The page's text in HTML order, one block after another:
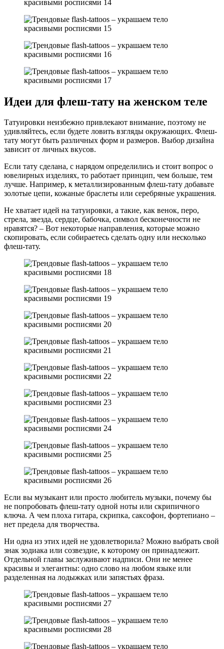
Идеи для флеш-тату на женском теле
Татуировки неизбежно привлекают внимание, поэтому не
удивляйтесь, если будете ловить взгляды окружающих. Флеш-
тату могут быть различных форм и размеров. Выбор дизайна
зависит от личных вкусов.
Если тату сделана, с нарядом определились и стоит вопрос о
ювелирных изделиях, то работает принцип, чем больше, тем
лучше. Например, к металлизированным флеш-тату добавьте
золотые цепи, кожаные браслеты или серебряные украшения.
Не хватает идей на татуировки, а такие, как венок, перо,
стрела, звезда, сердце, бабочка, символ бесконечности не
нравятся? – Вот некоторые направления, которые можно
скопировать, если собираетесь сделать одну или несколько
флеш-тату.
Если вы музыкант или просто любитель музыки, почему бы
не попробовать флеш-тату одной ноты или скрипичного
ключа. А чем плоха гитара, скрипка, саксофон, фортепиано –
нет предела для творчества.
Ни одна из этих идей не удовлетворила? Можно выбрать свой
знак зодиака или созвездие, к которому он принадлежит.
Отдельной главы заслуживают надписи. Они не менее
красивы и элегантны: одно слово на любом языке или
разделенная на лодыжках или запястьях фраза.